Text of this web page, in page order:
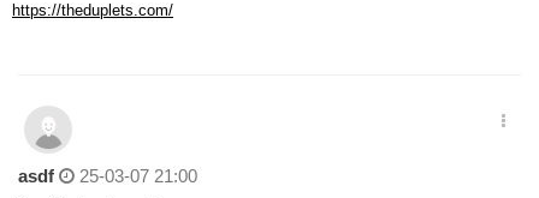
https://theduplets.com/
asdf 25-03-07 21:00